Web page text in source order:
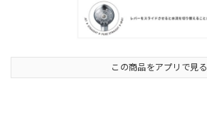
この商品をアプリで見る